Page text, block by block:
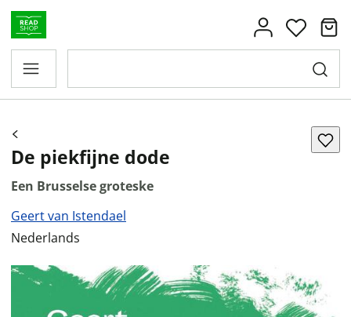
De piekfijne dode
Een Brusselse groteske
Geert van Istendael
Nederlands